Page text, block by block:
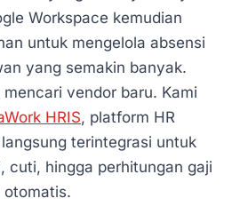
Workspace kemudian
untuk mengelola absensi
yang semakin banyak.
vendor baru. Kami
HRIS, platform HR
terintegrasi untuk
cuti, hingga perhitungan gaji
otomatis.